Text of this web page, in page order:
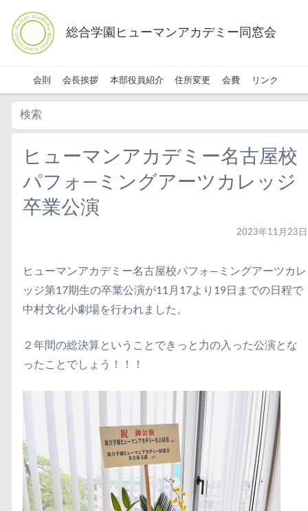
総合学園ヒューマンアカデミー同窓会
会則 会長挨拶 本部役員紹介 住所変更 会費 リンク
ヒューマンアカデミー名古屋校
パフォ―ミングアーツカレッジ
卒業公演
2023年11月23日
ヒューマンアカデミー名古屋校パフォ―ミングアーツカレ
ッジ第17期生の卒業公演が11月17より19日までの日程で
中村文化小劇場を行われました。
２年間の総決算ということできっと力の入った公演とな
ったことでしょう！！！